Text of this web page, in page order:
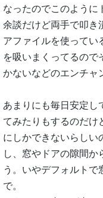
なったのでこのように
余談だけど両手で叩き
アファイルを使ってい
を吸いまくってるので
かないなどのエンチャ
あまりにも毎日安定し
てみたりもするのだけ
にしかできないらしい
し、窓やドアの隙間か
う。いやデフォルトで
で。